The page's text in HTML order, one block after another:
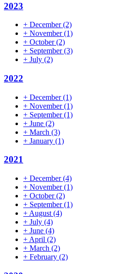
2023
+ December(2)
+ November(1)
+ October(2)
+ September(3)
+ July (2)
2022
+ December(1)
+ November(1)
+ September(1)
+ June (2)
+ March (3)
+ January (1)
2021
+ December(4)
+ November(1)
+ October(2)
+ September(1)
+ August (4)
+ July (4)
+ June (4)
+ April (2)
+ March (2)
+ February (2)